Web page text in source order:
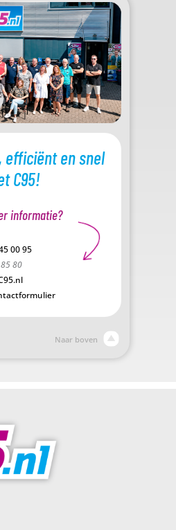
efficiënt en snel
C95!
informatie?
00 95
80
Naar boven